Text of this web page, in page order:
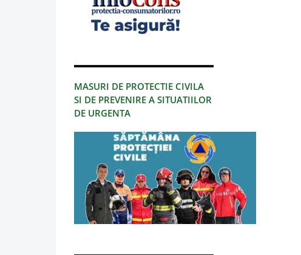
MASURI DE PROTECTIE CIVILA
SI DE PREVENIRE A SITUATIILOR
DE URGENTA